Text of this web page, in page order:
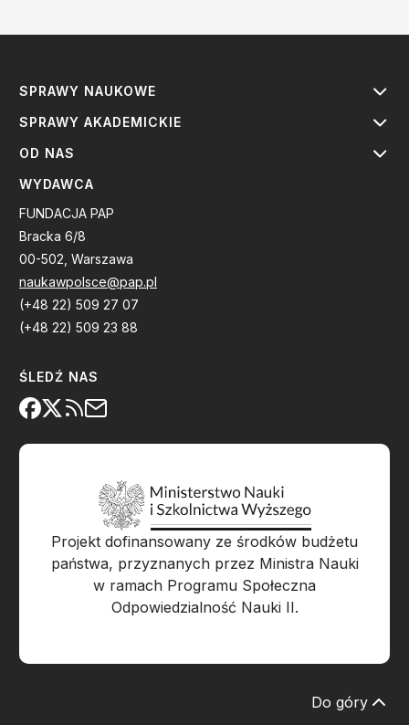
SPRAWY NAUKOWE
SPRAWY AKADEMICKIE
OD NAS
WYDAWCA
FUNDACJA PAP
Bracka 6/8
00-502, Warszawa
naukawpolsce@pap.pl
(+48 22) 509 27 07
(+48 22) 509 23 88
ŚLEDŹ NAS
Projekt dofinansowany ze środków budżetu
państwa, przyznanych przez Ministra Nauki
w ramach Programu Społeczna
Odpowiedzialność Nauki II.
Do góry